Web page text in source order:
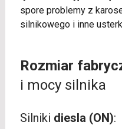
spore problemy z
silnikowego i inne
Rozmiar
i mocy silnika
Silniki diesla (ON):